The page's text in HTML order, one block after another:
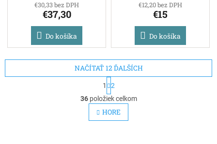
€30,33 bez DPH
€37,30
Do košíka
€12,20 bez DPH
€15
Do košíka
O
v
l
á
NAČÍTAŤ 12 ĎALŠÍCH
S
t
r
á
n
k
1
2
36položiek celkom
HORE